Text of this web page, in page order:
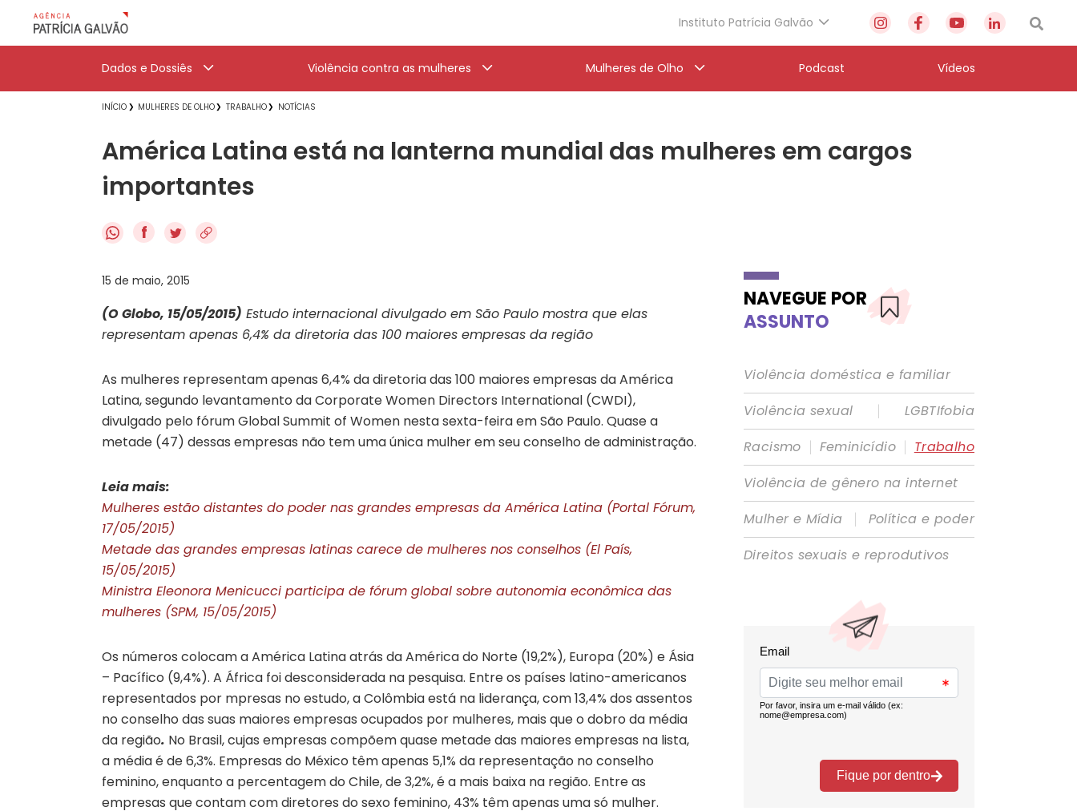
Instituto Patrícia Galvão
Dados e Dossiês Violência contra as mulheres Mulheres de Olho Podcast Vídeos
INÍCIO MULHERES DE OLHO TRABALHO NOTÍCIAS
América Latina está na lanterna mundial das mulheres em cargos
importantes
f
15 de maio, 2015
(O Globo, 15/05/2015) Estudo internacional divulgado em São Paulo mostra que elas
representam apenas 6,4% da diretoria das 100 maiores empresas da região
As mulheres representam apenas 6,4% da diretoria das 100 maiores empresas da América
Latina, segundo levantamento da Corporate Women Directors International (CWDI),
divulgado pelo fórum Global Summit of Women nesta sexta-feira em São Paulo. Quase a
metade (47) dessas empresas não tem uma única mulher em seu conselho de administração.
Leia mais:
Mulheres estão distantes do poder nas grandes empresas da América Latina (Portal Fórum,
17/05/2015)
Metade das grandes empresas latinas carece de mulheres nos conselhos (El País,
15/05/2015)
Ministra Eleonora Menicucci participa de fórum global sobre autonomia econômica das
mulheres (SPM, 15/05/2015)
Os números colocam a América Latina atrás da América do Norte (19,2%), Europa (20%) e Ásia
– Pacífico (9,4%). A África foi desconsiderada na pesquisa. Entre os países latino-americanos
representados por mpresas no estudo, a Colômbia está na liderança, com 13,4% dos assentos
no conselho das suas maiores empresas ocupados por mulheres, mais que o dobro da média
da região. No Brasil, cujas empresas compõem quase metade das maiores empresas na lista,
a média é de 6,3%. Empresas do México têm apenas 5,1% da representação no conselho
feminino, enquanto a percentagem do Chile, de 3,2%, é a mais baixa na região. Entre as
empresas que contam com diretores do sexo feminino, 43% têm apenas uma só mulher.
NAVEGUE POR
ASSUNTO
Violência doméstica e familiar
Violência sexual
|
LGBTIfobia
Racismo | Feminicídio | Trabalho
Violência de gênero na internet
Mulher e Mídia
|
Política e poder
Direitos sexuais e reprodutivos